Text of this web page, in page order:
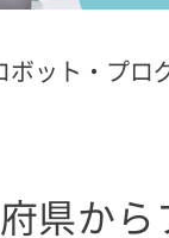
ボット・プロ
県から